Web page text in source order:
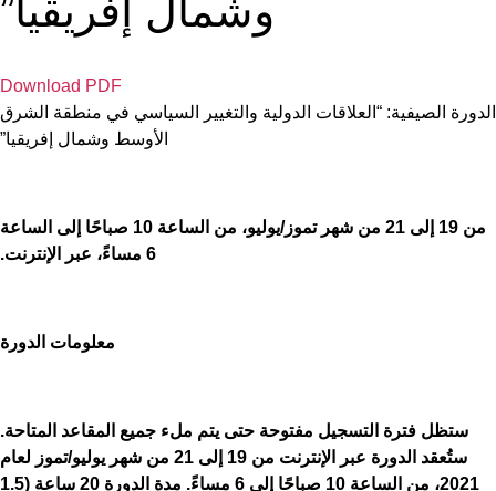
وشمال إفريقيا”
Download PDF
الصيفية: “العلاقات الدولية والتغيير السياسي في منطقة الشرق
الأوسط وشمال إفريقيا”
من 19 إلى 21 من شهر تموز/يوليو، من الساعة 10 صباحًا إلى الساعة
معلومات الدورة
ستظل فترة التسجيل مفتوحة حتى يتم ملء جميع المقاعد المتاحة.
ستُعقد الدورة عبر الإنترنت من 19 إلى 21 من شهر يوليو/تموز لعام
2021، من الساعة 10 صباحًا إلى 6 مساءً. مدة الدورة 20 ساعة (1.5